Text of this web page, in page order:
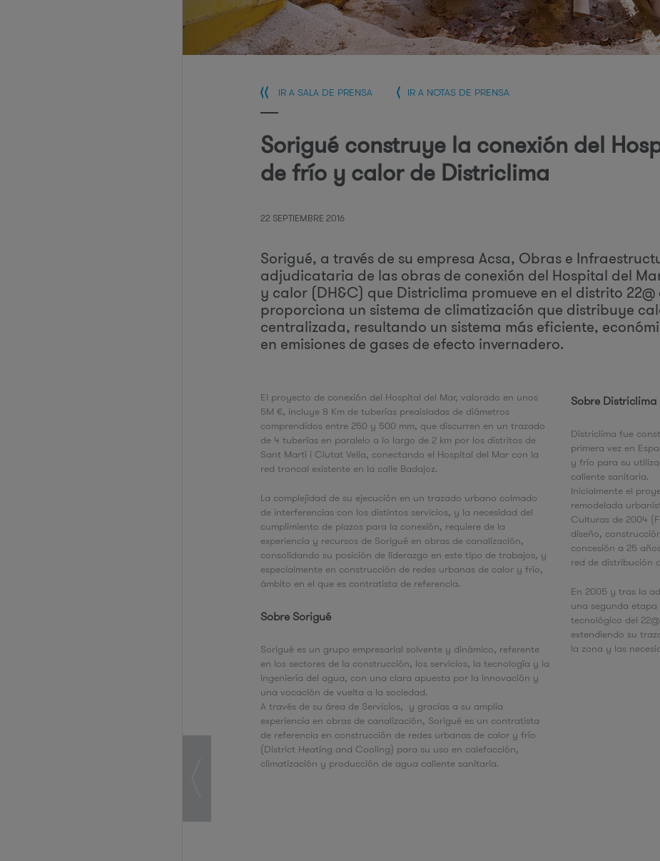
r
i
s
q
u
d
a
IR A SALA DE PRENSA IR A NOTAS DE PRENSA
Sorigué construye la conexión del
de frío y calor de Districlima
22 SEPTIEMBRE 2016
Sorigué, a través de su empresa Acsa, Obras e
adjudicataria de las obras de conexión del Hospital del
y calor (DH&C) que Districlima promueve en el distrito
proporciona un sistema de climatización que distribuye
centralizada, resultando un sistema más eficiente,
en emisiones de gases de efecto invernadero.
El proyecto de conexión del Hospital del Mar, valorado en unos
5M €, incluye 8 Km de tuberías preaisladas de diámetros
comprendidos entre 250 y 500 mm, que discurren en un trazado
de 4 tuberías en paralelo a lo largo de 2 km por los distritos de
Sant Martí i Ciutat Vella, conectando el Hospital del Mar con la
red troncal existente en la calle Badajoz.
La complejidad de su ejecución en un trazado urbano colmado
de interferencias con los distintos servicios, y la necesidad del
cumplimiento de plazos para la conexión, requiere de la
experiencia y recursos de Sorigué en obras de canalización,
consolidando su posición de liderazgo en este tipo de trabajos, y
especialmente en construcción de redes urbanas de calor y frío,
ámbito en el que es contratista de referencia.
Sobre Sorigué
Sorigué es un grupo empresarial solvente y dinámico, referente
en los sectores de la construcción, los servicios, la tecnología y la
ingeniería del agua, con una clara apuesta por la innovación y
una vocación de vuelta a la sociedad.
A través de su área de Servicios, y gracias a su amplia
experiencia en obras de canalización, Sorigué es un contratista
de referencia en construcción de redes urbanas de calor y frío
(District Heating and Cooling) para su uso en calefacción,
climatización y producción de agua caliente sanitaria.
Sobre Districlima
Districlima fue
primera vez en
y frío para su
caliente sanitaria.
Inicialmente el
remodelada
Culturas de 2004
diseño,
concesión a 25
red de distribución
En 2005 y tras la
una segunda
tecnológico del
extendiendo su
la zona y las